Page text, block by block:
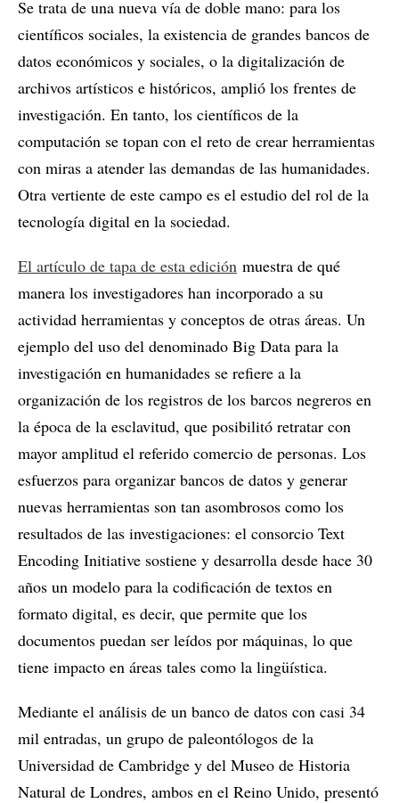
Se trata de una nueva vía de doble mano: para los
científicos sociales, la existencia de grandes bancos de
datos económicos y sociales, o la digitalización de
archivos artísticos e históricos, amplió los frentes de
investigación. En tanto, los científicos de la
computación se topan con el reto de crear herramientas
con miras a atender las demandas de las humanidades.
Otra vertiente de este campo es el estudio del rol de la
tecnología digital en la sociedad.
El artículo de tapa de esta edición muestra de qué
manera los investigadores han incorporado a su
actividad herramientas y conceptos de otras áreas. Un
ejemplo del uso del denominado Big Data para la
investigación en humanidades se refiere a la
organización de los registros de los barcos negreros en
la época de la esclavitud, que posibilitó retratar con
mayor amplitud el referido comercio de personas. Los
esfuerzos para organizar bancos de datos y generar
nuevas herramientas son tan asombrosos como los
resultados de las investigaciones: el consorcio Text
Encoding Initiative sostiene y desarrolla desde hace 30
años un modelo para la codificación de textos en
formato digital, es decir, que permite que los
documentos puedan ser leídos por máquinas, lo que
tiene impacto en áreas tales como la lingüística.
Mediante el análisis de un banco de datos con casi 34
mil entradas, un grupo de paleontólogos de la
Universidad de Cambridge y del Museo de Historia
Natural de Londres, ambos en el Reino Unido, presentó